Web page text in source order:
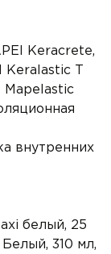
Keracrete,
Keralastic T
Mapelastic
внутренних
белый, 25
310 мл,